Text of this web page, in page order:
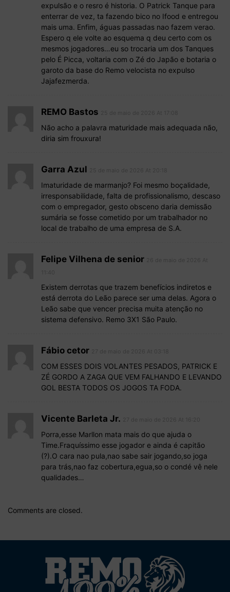
expulsão e o resro é historia. O Patrick Tanque para
enterrar de vez, ta fazendo bico no Ifood e entregou
mais uma. Enfim, águas passadas nao fazem verao.
Espero q ele volte ao esquema q deu certo com os
mesmos jogadores…eu so trocaria um dos Tanques
pelo É Picca, voltaria com o Zé do Japão e botaria o
garoto da base do Remo velocista no expulso
Jajafezmerda.
REMO Bastos
Não acho a palavra maturidade mais adequada não,
diria sim frouxura!
Garra Azul
Imaturidade de marmanjo? Foi mesmo boçalidade,
irresponsabilidade, falta de profissionalismo, descaso
com o empregador, gesto obsceno daria demissão
sumária se fosse cometido por um trabalhador no
local de trabalho de uma empresa de S.A.
Felipe Vilhena de senior
Existem derrotas que trazem benefícios indiretos e
está derrota do Leão parece ser uma delas. Agora o
Leão sabe que vencer precisa muita atenção no
sistema defensivo. Remo 3X1 São Paulo.
Fábio cetor
COM ESSES DOIS VOLANTES PESADOS, PATRICK E
ZÉ GORDO A ZAGA QUE VEM FALHANDO E LEVANDO
GOL BESTA TODOS OS JOGOS TA FODA.
Vicente Barleta Jr.
Porra,esse Marllon mata mais do que ajuda o
Time.Fraquíssimo esse jogador e ainda é capitão
(?).O cara nao pula,nao sabe sair jogando,so joga
para trás,nao faz cobertura,egua,so o condé vê nele
qualidades…
Comments are closed.